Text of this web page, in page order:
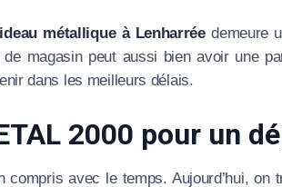
métallique à Lenharréedemeure
magasin peut aussi bien avoir une
dans les meilleurs délais.
2000 pour un
compris avec le temps. Aujourd’hui, on